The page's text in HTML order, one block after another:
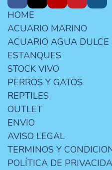
HOME
ACUARIO MARINO
ACUARIO AGUA DULCE
ESTANQUES
STOCK VIVO
PERROS Y GATOS
REPTILES
OUTLET
ENVIO
AVISO LEGAL
TERMINOS Y
POLÍTICA DE